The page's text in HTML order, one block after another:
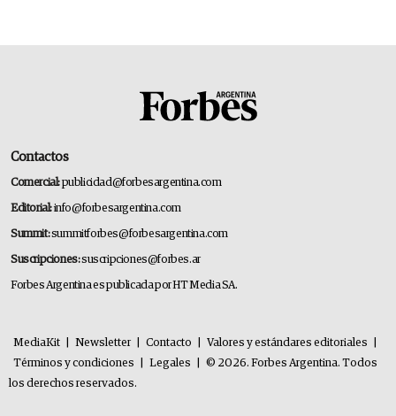
Contactos
Comercial:publicidad@forbesargentina.com
Editorial:info@forbesargentina.com
Summit:summitforbes@forbesargentina.com
Suscripciones:suscripciones@forbes.ar
Forbes Argentina es publicada por HT Media SA.
MediaKit Newsletter Contacto Valores y estándares editoriales
Términos y condiciones
Legales
© 2026. Forbes Argentina. Todos
los derechos reservados.